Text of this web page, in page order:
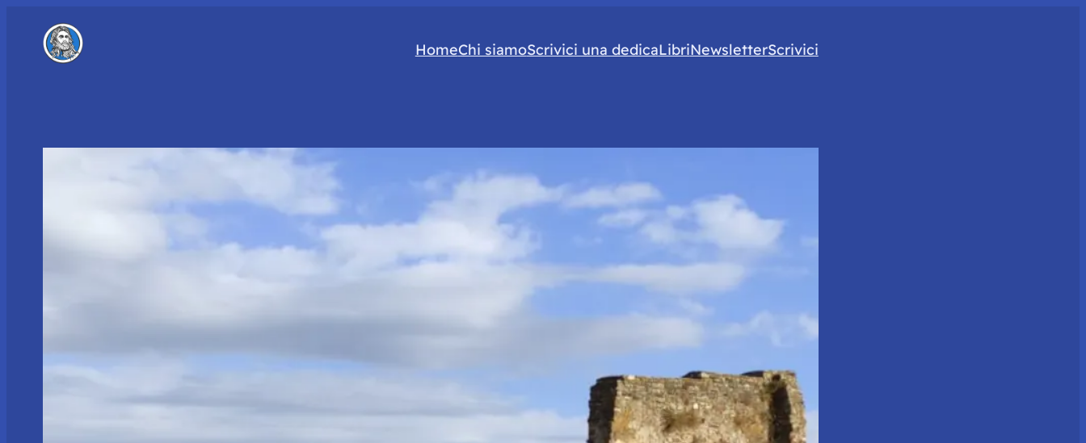
HomeChi siamoScrivici una dedicaLibriNewsletterScrivici